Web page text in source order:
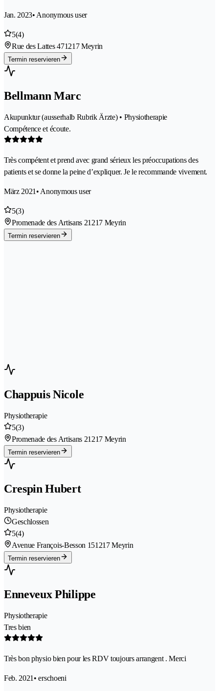
Jan. 2023• Anonymous user
5(4)
Rue des Lattes 471217 Meyrin
Termin reservieren
Bellmann Marc
Akupunktur (ausserhalb Rubrik Ärzte) • Physiotherapie
Compétence et écoute.
Très compétent et prend avec grand sérieux les préoccupations des
patients et se donne la peine d’expliquer. Je le recommande vivement.
März 2021 • Anonymous user
5(3)
Promenade des Artisans 21217 Meyrin
Termin reservieren
Chappuis Nicole
Physiotherapie
5(3)
Promenade des Artisans 21217 Meyrin
Termin reservieren
Crespin Hubert
Physiotherapie
Geschlossen
5(4)
Avenue François-Besson 151217 Meyrin
Termin reservieren
Enneveux Philippe
Physiotherapie
Tres bien
Très bon physio bien pour les RDV toujours arrangent . Merci
Feb. 2021 • erschoeni